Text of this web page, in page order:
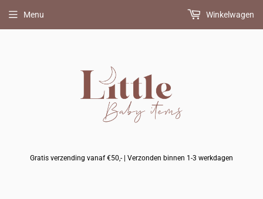
Gratis verzending vanaf €50,- | Verzonden binnen 1-3 werkdagen
Menu Winkelwagen